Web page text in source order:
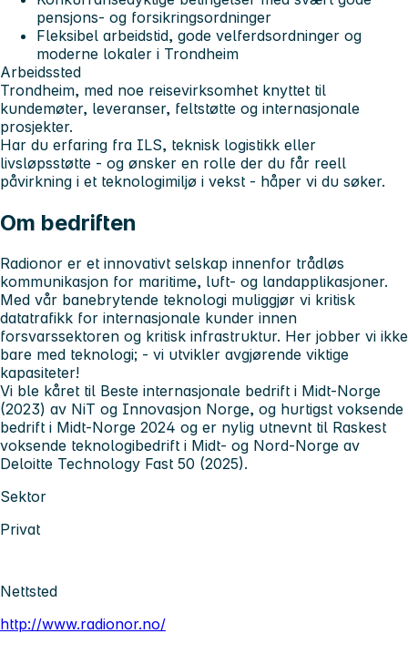
pensjons- og forsikringsordninger
Fleksibel arbeidstid, gode velferdsordninger og
moderne lokaler i Trondheim
Arbeidssted
Trondheim, med noe reisevirksomhet knyttet til
kundemøter, leveranser, feltstøtte og internasjonale
prosjekter.
Har du erfaring fra ILS, teknisk logistikk eller
livsløpsstøtte - og ønsker en rolle der du får reell
påvirkning i et teknologimiljø i vekst - håper vi du søker.
Om bedriften
Radionor er et innovativt selskap innenfor trådløs
kommunikasjon for maritime, luft- og landapplikasjoner.
Med vår banebrytende teknologi muliggjør vi kritisk
datatrafikk for internasjonale kunder innen
forsvarssektoren og kritisk infrastruktur. Her jobber vi ikke
bare med teknologi; - vi utvikler avgjørende viktige
kapasiteter!
Vi ble kåret til Beste internasjonale bedrift i Midt-Norge
(2023) av NiT og Innovasjon Norge, og hurtigst voksende
bedrift i Midt-Norge 2024 og er nylig utnevnt til Raskest
voksende teknologibedrift i Midt- og Nord-Norge av
Deloitte Technology Fast 50 (2025).
Sektor
Privat
Nettsted
http://www.radionor.no/